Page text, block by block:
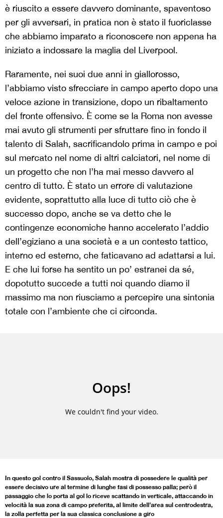
è riuscito a essere davvero dominante, spaventoso
per gli avversari, in pratica non è stato il fuoriclasse
che abbiamo imparato a riconoscere non appena ha
iniziato a indossare la maglia del Liverpool.
Raramente, nei suoi due anni in giallorosso,
l’abbiamo visto sfrecciare in campo aperto dopo una
veloce azione in transizione, dopo un ribaltamento
del fronte offensivo. È come se la Roma non avesse
mai avuto gli strumenti per sfruttare fino in fondo il
talento di Salah, sacrificandolo prima in campo e poi
sul mercato nel nome di altri calciatori, nel nome di
un progetto che non l’ha mai messo davvero al
centro di tutto. È stato un errore di valutazione
evidente, soprattutto alla luce di tutto ciò che è
successo dopo, anche se va detto che le
contingenze economiche hanno accelerato l’addio
dell’egiziano a una società e a un contesto tattico,
interno ed esterno, che faticavano ad adattarsi a lui.
E che lui forse ha sentito un po’ estranei da sé,
dopotutto succede a tutti noi quando diamo il
massimo ma non riusciamo a percepire una sintonia
totale con l’ambiente che ci circonda.
In questo gol contro il Sassuolo, Salah mostra di possedere le qualità per
essere decisivo ure al termine di lunghe fasi di possesso palla; però il
passaggio che lo porta al gol lo riceve scattando in verticale, attaccando in
velocità la sua zona di campo preferita, al limite dell’area sul centrodestra,
la zolla perfetta per la sua classica conclusione a giro